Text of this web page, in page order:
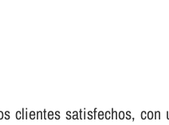
clientes satisfechos, con